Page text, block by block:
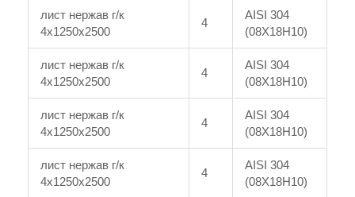
лист нержав г/к
4x1250x2500
4
AISI 304
(08Х18Н10)
лист нержав г/к
4x1250x2500
4
AISI 304
(08Х18Н10)
лист нержав г/к
4x1250x2500
4
AISI 304
(08Х18Н10)
лист нержав г/к
4x1250x2500
4
AISI 304
(08Х18Н10)